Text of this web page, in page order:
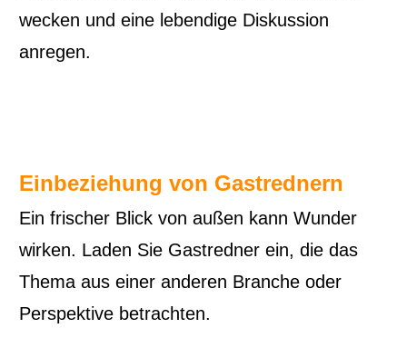
wecken und eine lebendige Diskussion
anregen.
Einbeziehung von Gastrednern
Ein frischer Blick von außen kann Wunder
wirken. Laden Sie Gastredner ein, die das
Thema aus einer anderen Branche oder
Perspektive betrachten.